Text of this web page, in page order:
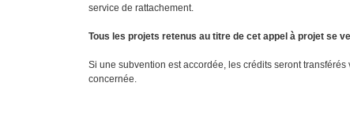
service de rattachement.
Tous les projets retenus au titre de cet appel à projet se
Si une subvention est accordée, les crédits seront
concernée.